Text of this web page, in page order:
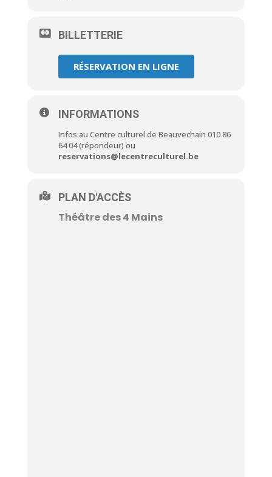
BILLETTERIE
RÉSERVATION EN LIGNE
INFORMATIONS
Infos au Centre culturel de Beauvechain 010 86
64 04 (répondeur) ou
reservations@lecentreculturel.be
PLAN D'ACCÈS
Théâtre des 4 Mains